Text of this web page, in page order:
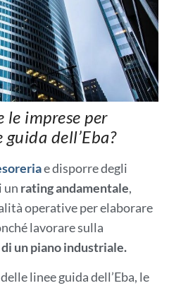
le imprese per
dell’Eba?
e disporre degli
un ratingandamentale,
operative per elaborare
lavorare sulla
un piano industriale.
linee guida dell’Eba, le